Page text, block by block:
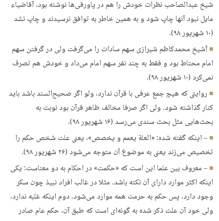
شیخ عبدالصاحب نظرات خودش را هم در پاورقی‌ها نوشته بود، آقاضیاء
مایل نبود آنها چاپ شود و به همین خاطر به توافق نرسیدند و چاپ نشد
(۱۰ شهریور ۹۸).
آشیخ محمدکاظم شیرازی سهم سادات را می‌گرفت ولی در گرفتن سهم
امام محتاط بود و فقط به چند نفر سهم امام می‌داد و خودش هم تصرف
نمی‌کرد (۱۰ شهریور ۹۸).
روایتی که هیچ جمع عرفی با قرآن ندارد، ولو اگر صحیح‌السند باشد باید
کنار گذاشته شود. ولی اگر صرفا مخالف ظاهر قرآن بود نوبت به
بحث‌هایی مثل بحث سندی می‌رسد (۱۶ شهریور ۹۸).
– اینکه گفته شده: «العلة یعمم و یخصص»، یعنی علت شخص حکم را
تخصیص می‌زند یعنی به موضوع آن متوجه می‌شود (۲۶ شهریور ۹۸).
– معروف بین علما این است که «حکمت» در احکام به دو معناست: یکی
اینکه اکثر موارد دارای آن نکته باشد. مثلا در غالب افراد نبیذ چون سکر
وجود دارد، پس حکم به حرمت همه موارد می‌شود. دوم اینکه غلبه ندارد،
ولی خود آن علت ذکر شده به گونه‌ای است که طبق آن، حکم عام صادر